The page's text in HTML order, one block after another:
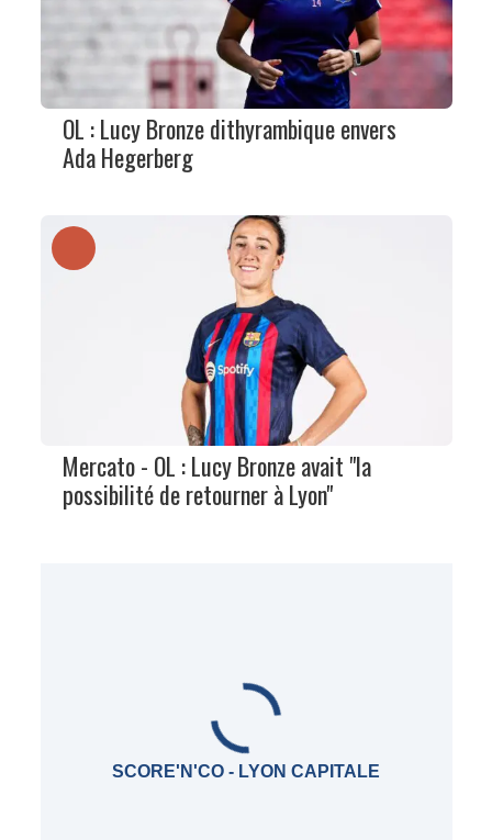
OL : Lucy Bronze dithyrambique envers
Ada Hegerberg
Mercato - OL : Lucy Bronze avait "la
possibilité de retourner à Lyon"
SCORE'N'CO - LYON CAPITALE